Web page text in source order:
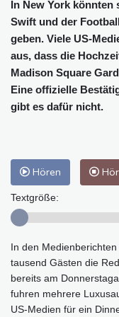
In New York könnten
Swift und der
geben. Viele US-
aus, dass die
Madison Square
Eine offizielle
gibt es dafür nicht.
Hören
Textgröße:
In den
tausend Gästen die
bereits am
fuhren mehrere
US-Medien für ein